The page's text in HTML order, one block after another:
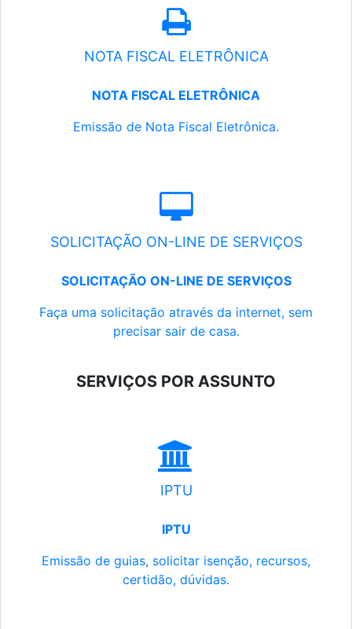
NOTA FISCAL ELETRÔNICA
NOTA FISCAL ELETRÔNICA
Emissão de Nota Fiscal Eletrônica.
SOLICITAÇÃO ON-LINE DE SERVIÇOS
SOLICITAÇÃO ON-LINE DE SERVIÇOS
Faça uma solicitação através da internet, sem
precisar sair de casa.
SERVIÇOS POR ASSUNTO
IPTU
IPTU
Emissão de guias, solicitar isenção, recursos,
certidão, dúvidas.